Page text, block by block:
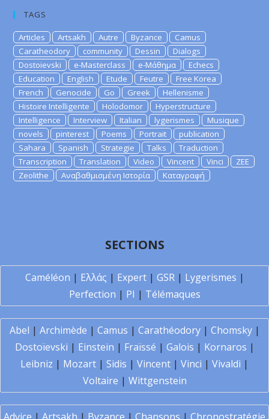
TAGS
Articles Artsakh Autre Byzance
Camus
Caratheodory
community Dessin
Dialogs
Dostoievski
e-Masterclass e-Μάθημα
Echecs
Education
English Etude Feutre
Free Korea
French
Genocide Go Greek
Hellenisme
Histoire Intelligente
Holodomor
Hyperstructure
Intelligence
Interview Italian lygerismes
Musique
novels
pinterest Poems Portrait
publication
Sahara
Spanish Strategie Talks
Traduction
Transcription
Translation Video Vincent Vinci
ZEE
Zeolithe
Αναβαθμισμένη Ιστορία Καταγραφή
SECTIONS
Caméléon | Ελλάς | Expert| GSR| Lygerismes |
Perfection | PI | Télémaques
Abel | Archimède | Camus | Carathéodory| Chomsky|
Dostoïevski | Einstein | Fraïssé | Galois | Kornaros |
Leibniz | Mozart | Sidis | Vincent | Vinci | Vivaldi |
Voltaire | Wittgenstein